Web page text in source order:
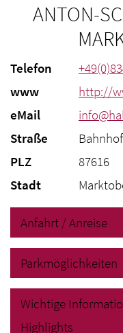
ANTON-
Telefon
www
http://
eMail
Straße
PLZ
87616
Stadt
Anfahrt / Anreise
Parkmöglichkeiten
Wichtige
Highlights